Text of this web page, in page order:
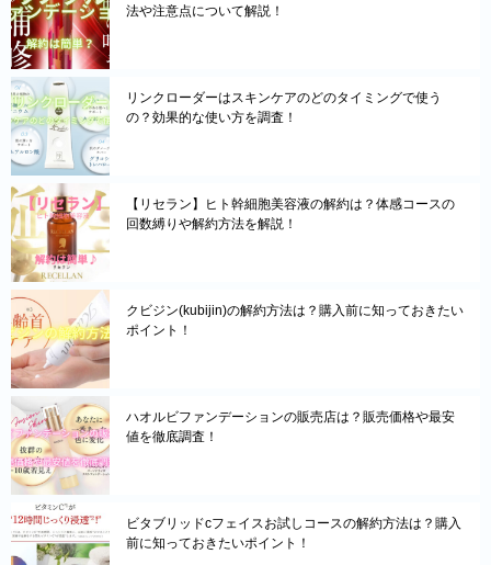
法や注意点について解説！
リンクローダーはスキンケアのどのタイミングで使う
の？効果的な使い方を調査！
【リセラン】ヒト幹細胞美容液の解約は？体感コースの
回数縛りや解約方法を解説！
クビジン(kubijin)の解約方法は？購入前に知っておきたい
ポイント！
ハオルビファンデーションの販売店は？販売価格や最安
値を徹底調査！
ビタブリッドcフェイスお試しコースの解約方法は？購入
前に知っておきたいポイント！